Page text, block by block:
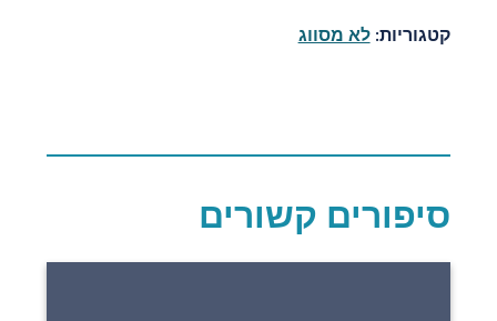
קטגוריות: לא מסווג
סיפורים קשורים